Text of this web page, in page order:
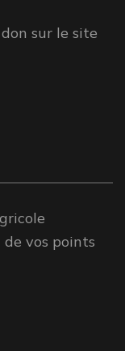
sur le site
vos points